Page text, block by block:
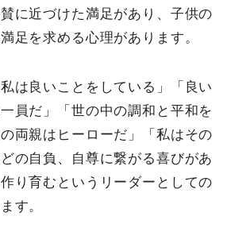
に近づけた満足があり、子供の
足を求める心理があります。
は良いことをしている」「良い
員だ」「世の中の調和と平和を
両親はヒーローだ」「私はその
の自負、自尊に繋がる喜びがあ
り育むというリーダーとしての
す。